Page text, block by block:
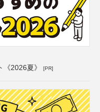
《2026夏》 [PR]